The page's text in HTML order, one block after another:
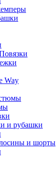
Way
и рубашки
и шорты